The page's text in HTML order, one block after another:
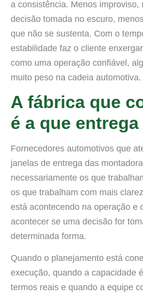
a consistência. Menos improviso,
decisão tomada no escuro,
que não se sustenta. Com o
estabilidade faz o cliente
como uma operação confiável,
muito peso na cadeia automotiva.
A fábrica que
é a que entrega
Fornecedores automotivos que
janelas de entrega das
necessariamente os que
os que trabalham com mais
está acontecendo na operação e
acontecer se uma decisão for
determinada forma.
Quando o planejamento está
execução, quando a capacidade
termos reais e quando a equipe